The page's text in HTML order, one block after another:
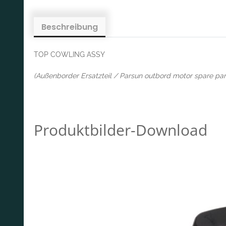
Beschreibung
TOP COWLING ASSY
(Außenborder Ersatzteil / Parsun outbord motor spare
Produktbilder-Download